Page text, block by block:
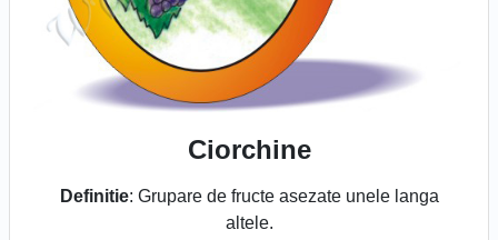
Ciorchine
Definitie: Grupare de fructe asezate unele langa
altele.